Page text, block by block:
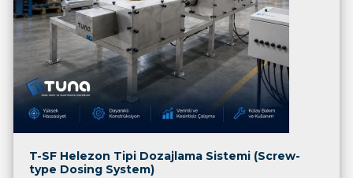
T-SF Helezon Tipi Dozajlama Sistemi (Screw-
type Dosing System)